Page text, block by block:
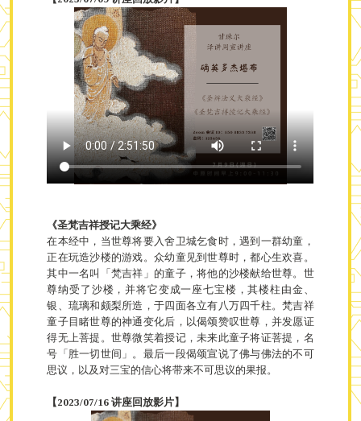
《圣梵吉祥授记大乘经》
在本经中，当世尊将要入舍卫城乞食时，遇到一群幼童，
正在玩造沙楼的游戏。众幼童见到世尊时，都心生欢喜。
其中一名叫「梵吉祥」的童子，将他的沙楼献给世尊。世
尊纳受了沙楼，并将它变成一座七宝楼，其楼柱由金、
银、琉璃和颇梨所造，于四面各立有八万四千柱。梵吉祥
童子目睹世尊的神通变化后，以偈颂赞叹世尊，并发愿证
得无上菩提。世尊微笑着授记，未来此童子将证菩提，名
号「胜一切世间」。最后一段偈颂宣说了佛与佛法的不可
思议，以及对三宝的信心将带来不可思议的果报。
【2023/07/16 讲座回放影片】